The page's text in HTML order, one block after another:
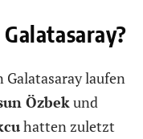
Galatasaray laufen
Özbek und
hatten zuletzt